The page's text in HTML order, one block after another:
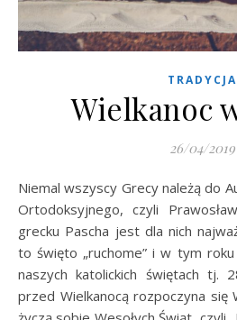
TRADYCJA
Wielkanoc
26/04/2019
Niemal wszyscy Grecy należą do Autokefalicznego Kościoła
Ortodoksyjnego, czyli
grecku Pascha jest dla nich
to święto „ruchome” i w tym
naszych katolickich świętach tj.
przed Wielkanocą rozpoczyna się